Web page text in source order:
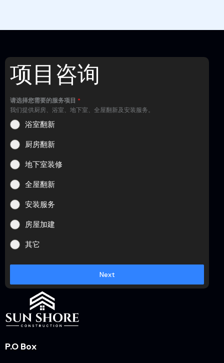
项目咨询
请选择您需要的服务项目 *
我们提供厨房、浴室、地下室、全屋翻新及安装服务。
浴室翻新
厨房翻新
地下室装修
全屋翻新
安装服务
房屋加建
其它
Next
P.O Box